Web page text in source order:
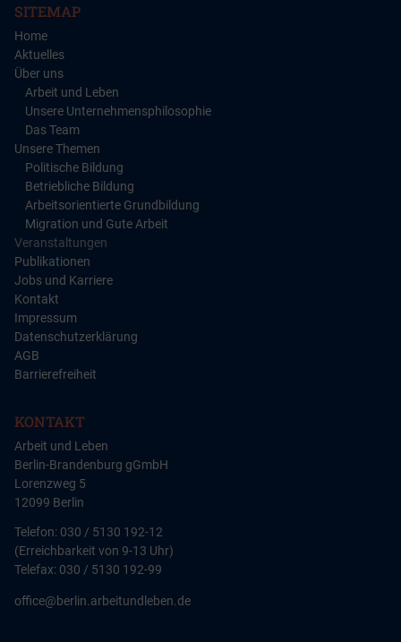
SITEMAP
Home
Aktuelles
Über uns
Arbeit und Leben
Unsere Unternehmensphilosophie
Das Team
Unsere Themen
Politische Bildung
Betriebliche Bildung
Arbeitsorientierte Grundbildung
Migration und Gute Arbeit
Veranstaltungen
Publikationen
Jobs und Karriere
Kontakt
Impressum
Datenschutzerklärung
AGB
Barrierefreiheit
KONTAKT
Arbeit und Leben
Berlin-Brandenburg gGmbH
Lorenzweg 5
12099 Berlin
Telefon: 030 / 5130 192-12
(Erreichbarkeit von 9-13 Uhr)
Telefax: 030 / 5130 192-99
office@berlin.arbeitundleben.de